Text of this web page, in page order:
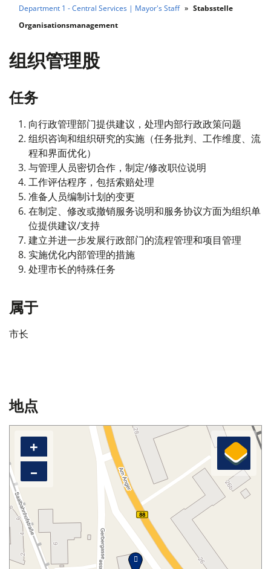
Department 1 - Central Services | Mayor's Staff
Stabsstelle
Organisationsmanagement
组织管理股
任务
向行政管理部门提供建议，处理内部行政政策问题
组织咨询和组织研究的实施（任务批判、工作维度、流
程和界面优化）
与管理人员密切合作，制定/修改职位说明
工作评估程序，包括索赔处理
准备人员编制计划的变更
在制定、修改或撤销服务说明和服务协议方面为组织单
位提供建议/支持
建立并进一步发展行政部门的流程管理和项目管理
实施优化内部管理的措施
处理市长的特殊任务
属于
市长
地点
+
–